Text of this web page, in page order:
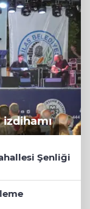
Şenliği